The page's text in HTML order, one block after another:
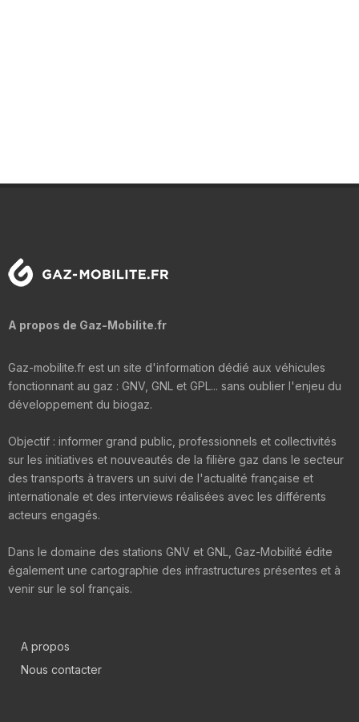
A propos de Gaz-Mobilite.fr
Gaz-mobilite.fr est un site d'information dédié aux véhicules
fonctionnant au gaz : GNV, GNL et GPL... sans oublier l'enjeu du
développement du biogaz.
Objectif : informer grand public, professionnels et collectivités
sur les initiatives et nouveautés de la filière gaz dans le secteur
des transports à travers un suivi de l'actualité française et
internationale et des interviews réalisées avec les différents
acteurs engagés.
Dans le domaine des stations GNV et GNL, Gaz-Mobilité édite
également une cartographie des infrastructures présentes et à
venir sur le sol français.
A propos
Nous contacter